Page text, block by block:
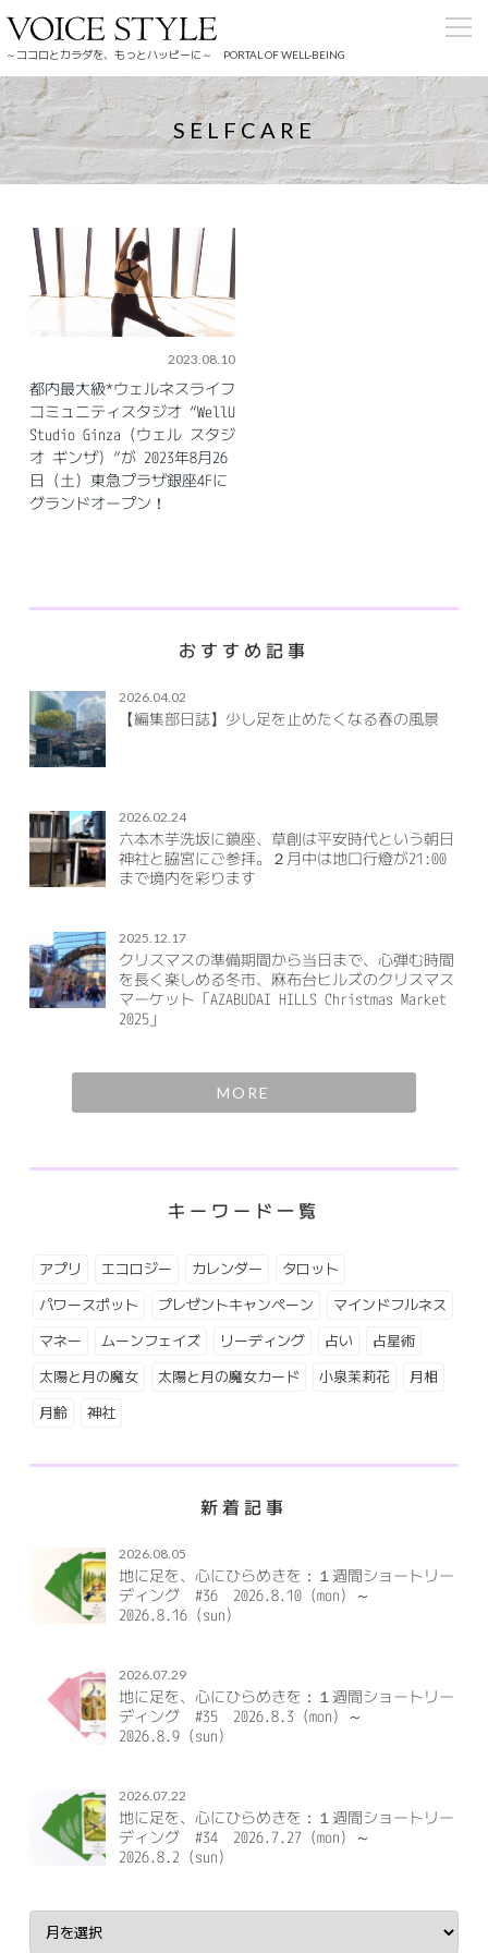
～ココロとカラダを、もっとハッピーに～ PORTAL OF WELL-BEING
SELFCARE
2023.08.10
都内最大級*ウェルネスライフ
コミュニティスタジオ “WellU
Studio Ginza（ウェル スタジ
オ ギンザ）”が 2023年8月26
日（土）東急プラザ銀座4Fに
グランドオープン！
おすすめ記事
2026.04.02
【編集部日誌】少し足を止めたくなる春の風景
2026.02.24
六本木芋洗坂に鎮座、草創は平安時代という朝日
神社と脇宮にご参拝。２月中は地口行燈が21:00
まで境内を彩ります
2025.12.17
クリスマスの準備期間から当日まで、心弾む時間
を長く楽しめる冬市、麻布台ヒルズのクリスマス
マーケット「AZABUDAI HILLS Christmas Market
2025」
MORE
キーワード一覧
アプリ エコロジー カレンダー タロット
パワースポット プレゼントキャンペーン マインドフルネス
マネー ムーンフェイズ リーディング 占い 占星術
太陽と月の魔女 太陽と月の魔女カード 小泉茉莉花 月相
月齢 神社
新着記事
2026.08.05
地に足を、心にひらめきを：１週間ショートリー
ディング #36 2026.8.10（mon）～
2026.8.16（sun）
2026.07.29
地に足を、心にひらめきを：１週間ショートリー
ディング #35 2026.8.3（mon）～
2026.8.9（sun）
2026.07.22
地に足を、心にひらめきを：１週間ショートリー
ディング #34 2026.7.27（mon）～
2026.8.2（sun）